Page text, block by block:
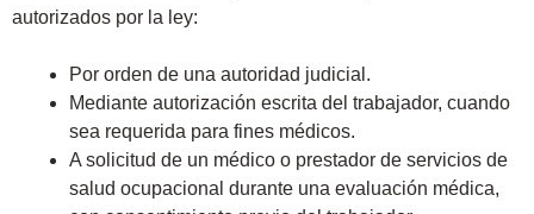
autorizados por la ley:
Por orden de una autoridad judicial.
Mediante autorización escrita del trabajador, cuando
sea requerida para fines médicos.
A solicitud de un médico o prestador de servicios de
salud ocupacional durante una evaluación médica,